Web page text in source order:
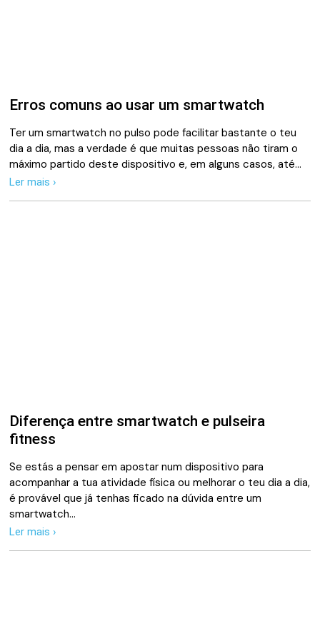
Erros comuns ao usar um smartwatch
Ter um smartwatch no pulso pode facilitar bastante o teu
dia a dia, mas a verdade é que muitas pessoas não tiram o
máximo partido deste dispositivo e, em alguns casos, até…
Ler mais ›
Diferença entre smartwatch e pulseira
fitness
Se estás a pensar em apostar num dispositivo para
acompanhar a tua atividade física ou melhorar o teu dia a dia,
é provável que já tenhas ficado na dúvida entre um
smartwatch…
Ler mais ›